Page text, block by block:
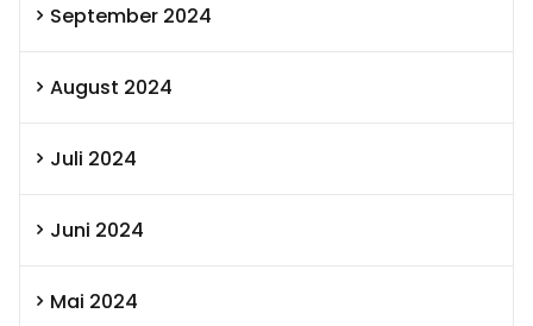
September 2024
August 2024
Juli 2024
Juni 2024
Mai 2024